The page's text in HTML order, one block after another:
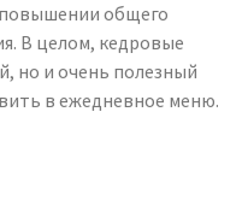
общего
В целом, кедровые
но и очень полезный
в ежедневное меню.